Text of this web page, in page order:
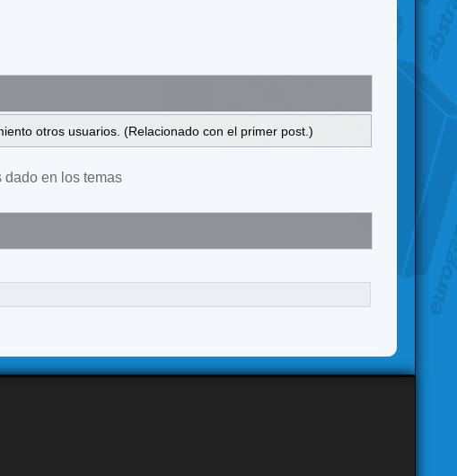
otros usuarios. (Relacionado con el primer post.)
dado en los temas